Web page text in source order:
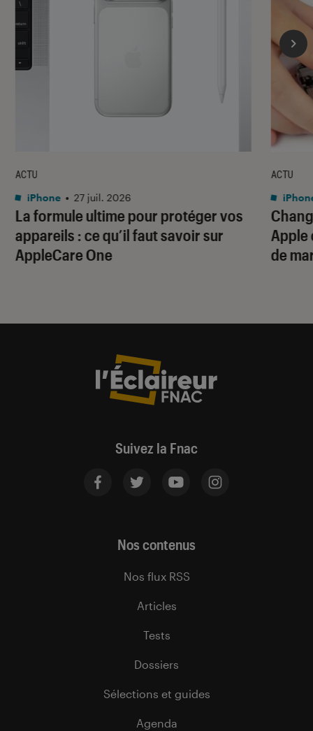
La formule ultime pour protéger vos
appareils : ce qu’il faut savoir sur
AppleCare One
ACTU
iPhone • 27 juil. 2026
Apple
de
ACTU
Suivez la Fnac
Nos contenus
Nos flux RSS
Articles
Tests
Dossiers
Sélections et guides
Agenda